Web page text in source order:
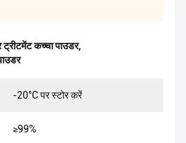
ट्रीटमेंट कच्चा पाउडर,
-20°C पर स्टोर करें
≥99%